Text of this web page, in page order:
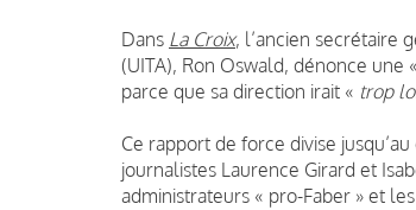
Dans La Croix, l’ancien secrétaire
(UITA), Ron Oswald, dénonce une «
parce que sa direction irait « trop
Ce rapport de force divise
journalistes Laurence Girard et
administrateurs « pro-Faber » et